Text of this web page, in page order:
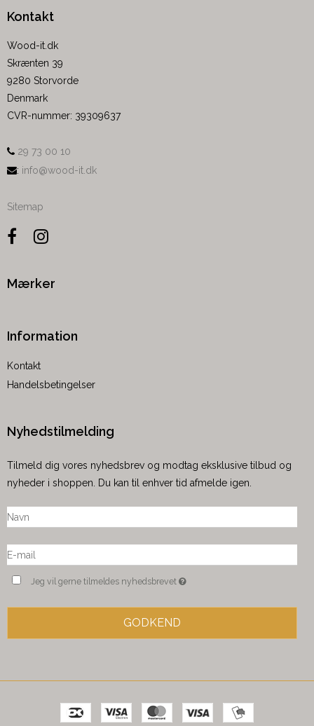
Kontakt
Wood-it.dk
Skrænten 39
9280 Storvorde
Denmark
CVR-nummer: 39309637
29 73 00 10
: info@wood-it.dk
Sitemap
Mærker
Information
Kontakt
Handelsbetingelser
Nyhedstilmelding
Tilmeld dig vores nyhedsbrev og modtag eksklusive tilbud og
nyheder i shoppen. Du kan til enhver tid afmelde igen.
Jeg vil gerne tilmeldes nyhedsbrevet
GODKEND